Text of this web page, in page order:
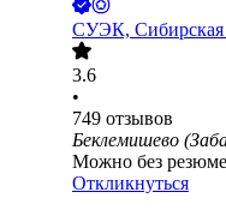
СУЭК, Сибирская
3.6
•
749 отзывов
Беклемишево
Можно без резюме
Откликнуться